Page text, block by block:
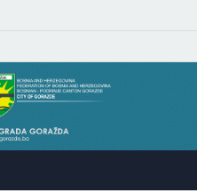
GRADA